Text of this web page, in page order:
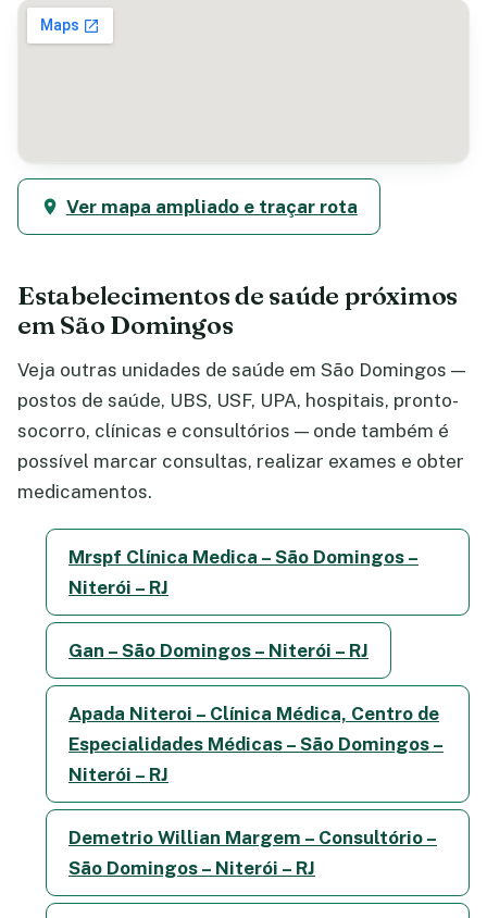
Ver mapa ampliado e traçar rota
Estabelecimentos de saúde próximos
em São Domingos
Veja outras unidades de saúde em São Domingos —
postos de saúde, UBS, USF, UPA, hospitais, pronto-
socorro, clínicas e consultórios — onde também é
possível marcar consultas, realizar exames e obter
medicamentos.
Mrspf Clínica Medica – São Domingos –
Niterói – RJ
Gan – São Domingos – Niterói – RJ
Apada Niteroi – Clínica Médica, Centro de
Especialidades Médicas – São Domingos –
Niterói – RJ
Demetrio Willian Margem – Consultório –
São Domingos – Niterói – RJ